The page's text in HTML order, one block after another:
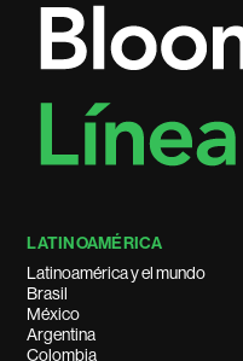
LATINOAMÉRICA
Latinoamérica y el mundo
Brasil
México
Argentina
Colombia